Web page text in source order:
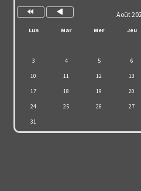
Août
Lun Mar Mer Jeu
3
4 5 6
10
11 12 13
17
18 19 20
24
25 26 27
31